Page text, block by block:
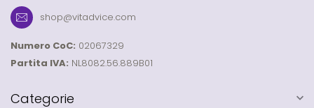
shop@vitadvice.com
Numero CoC: 02067329
Partita IVA: NL8082.56.889B01
Categorie